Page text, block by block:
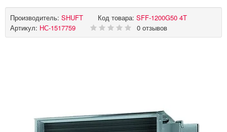
Производитель: SHUFT Код товара: SFF-1200G50 4T
Артикул: НС-1517759 0 отзывов